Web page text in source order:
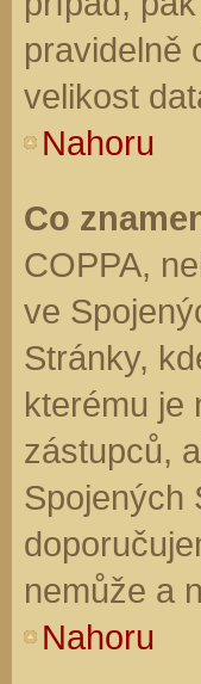
pravidelně
velikost
Nahoru
Co
COPPA,
ve
Stránky,
kterému je
zástupců,
Spojených
nemůže a
Nahoru